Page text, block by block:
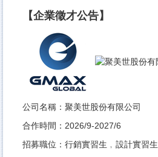
【企業徵才公告】
公司名稱：聚美世股份有限公司
合作時間：2026/9-2027/6
招募職位：行銷實習生﹐設計實習生